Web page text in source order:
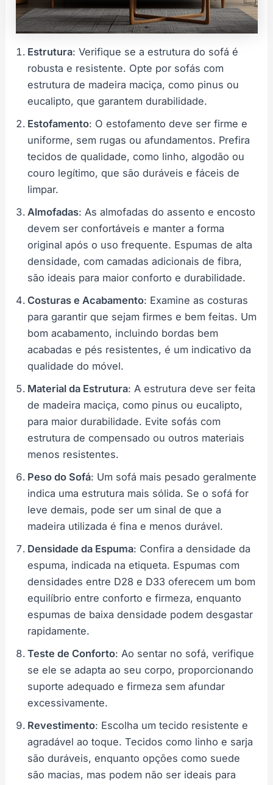
Estrutura: Verifique se a estrutura do sofá é
robusta e resistente. Opte por sofás com
estrutura de madeira maciça, como pinus ou
eucalipto, que garantem durabilidade.
Estofamento: O estofamento deve ser firme e
uniforme, sem rugas ou afundamentos. Prefira
tecidos de qualidade, como linho, algodão ou
couro legítimo, que são duráveis e fáceis de
limpar.
Almofadas: As almofadas do assento e encosto
devem ser confortáveis e manter a forma
original após o uso frequente. Espumas de alta
densidade, com camadas adicionais de fibra,
são ideais para maior conforto e durabilidade.
Costuras e Acabamento: Examine as costuras
para garantir que sejam firmes e bem feitas. Um
bom acabamento, incluindo bordas bem
acabadas e pés resistentes, é um indicativo da
qualidade do móvel.
Material da Estrutura: A estrutura deve ser feita
de madeira maciça, como pinus ou eucalipto,
para maior durabilidade. Evite sofás com
estrutura de compensado ou outros materiais
menos resistentes.
Peso do Sofá: Um sofá mais pesado geralmente
indica uma estrutura mais sólida. Se o sofá for
leve demais, pode ser um sinal de que a
madeira utilizada é fina e menos durável.
Densidade da Espuma: Confira a densidade da
espuma, indicada na etiqueta. Espumas com
densidades entre D28 e D33 oferecem um bom
equilíbrio entre conforto e firmeza, enquanto
espumas de baixa densidade podem desgastar
rapidamente.
Teste de Conforto: Ao sentar no sofá, verifique
se ele se adapta ao seu corpo, proporcionando
suporte adequado e firmeza sem afundar
excessivamente.
Revestimento: Escolha um tecido resistente e
agradável ao toque. Tecidos como linho e sarja
são duráveis, enquanto opções como suede
são macias, mas podem não ser ideais para